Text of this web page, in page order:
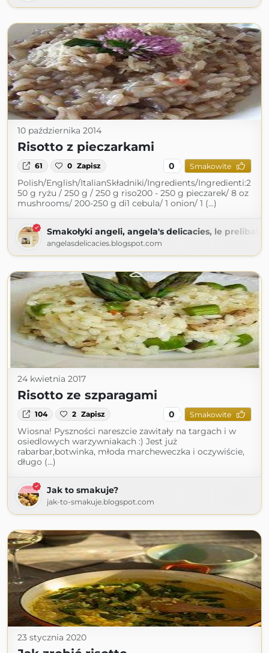
10 października 2014
Risotto z pieczarkami
61 0 Zapisz 0 Smakowite
Polish/English/ItalianSkładniki/Ingredients/Ingredienti:2
50 g ryżu / 250 g / 250 g riso200 - 250 g pieczarek/ 8 oz
mushrooms/ 200-250 g di1 cebula/ 1 onion/ 1 (...)
Smakołyki angeli, angela's delicacies, le
angelasdelicacies.blogspot.com
24 kwietnia 2017
Risotto ze szparagami
104 2 Zapisz 0 Smakowite
Wiosna! Pyszności nareszcie zawitały na targach i w
osiedlowych warzywniakach :) Jest już
rabarbar,botwinka, młoda marcheweczka i oczywiście,
długo (...)
Jak to smakuje?
jak-to-smakuje.blogspot.com
23 stycznia 2020